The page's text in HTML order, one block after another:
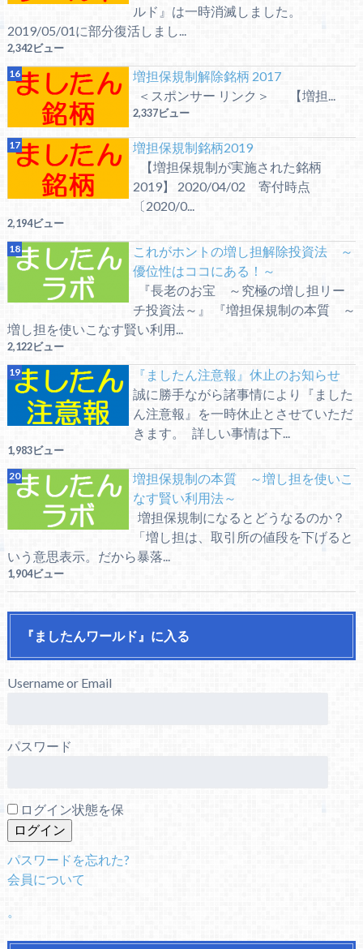
ルド』は一時消滅しました。
2019/05/01に部分復活しまし...
2,342ビュー
増担保規制解除銘柄 2017
＜スポンサー リンク＞ 【増担...
2,337ビュー
増担保規制銘柄2019
【増担保規制が実施された銘柄
2019】 2020/04/02 寄付時点
〔2020/0...
2,194ビュー
これがホントの増し担解除投資法 ～
優位性はココにある！～
『長老のお宝 ～究極の増し担リー
チ投資法～』 『増担保規制の本質 ～
増し担を使いこなす賢い利用...
2,122ビュー
『ましたん注意報』休止のお知らせ
誠に勝手ながら諸事情により『ました
ん注意報』を一時休止とさせていただ
きます。 詳しい事情は下...
1,983ビュー
増担保規制の本質 ～増し担を使いこ
なす賢い利用法～
増担保規制になるとどうなるのか？
「増し担は、取引所の値段を下げると
いう意思表示。だから暴落...
1,904ビュー
『ましたんワールド』に入る
Username or Email
パスワード
ログイン状態を保
パスワードを忘れた?
会員について
。